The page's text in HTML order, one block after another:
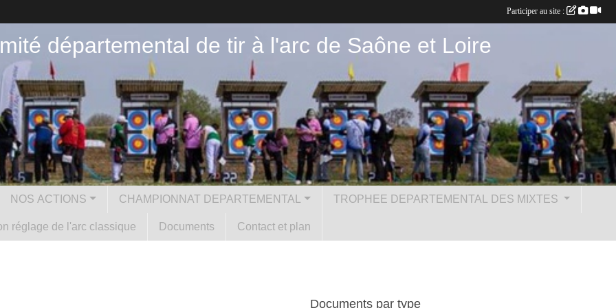
départemental de tir à l'arc de Saône et Loire
NOS ACTIONS CHAMPIONNAT DEPARTEMENTAL TROPHEE DEPARTEMENTAL DES MIXTES
réglage de l'arc classique Documents Contact et plan
Documents par type
Participer au site :